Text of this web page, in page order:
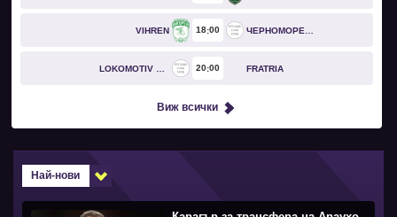
VIHREN 18 00 ЧЕРНОМОРЕЦ БУРГАС
LOKOMOTIV GO 20 00 FRATRIA
Виж всички
Най-нови